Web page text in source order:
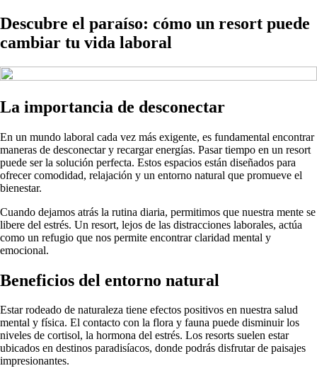
Descubre el paraíso: cómo un resort puede
cambiar tu vida laboral
La importancia de desconectar
En un mundo laboral cada vez más exigente, es fundamental encontrar
maneras de desconectar y recargar energías. Pasar tiempo en un resort
puede ser la solución perfecta. Estos espacios están diseñados para
ofrecer comodidad, relajación y un entorno natural que promueve el
bienestar.
Cuando dejamos atrás la rutina diaria, permitimos que nuestra mente se
libere del estrés. Un resort, lejos de las distracciones laborales, actúa
como un refugio que nos permite encontrar claridad mental y
emocional.
Beneficios del entorno natural
Estar rodeado de naturaleza tiene efectos positivos en nuestra salud
mental y física. El contacto con la flora y fauna puede disminuir los
niveles de cortisol, la hormona del estrés. Los resorts suelen estar
ubicados en destinos paradisíacos, donde podrás disfrutar de paisajes
impresionantes.